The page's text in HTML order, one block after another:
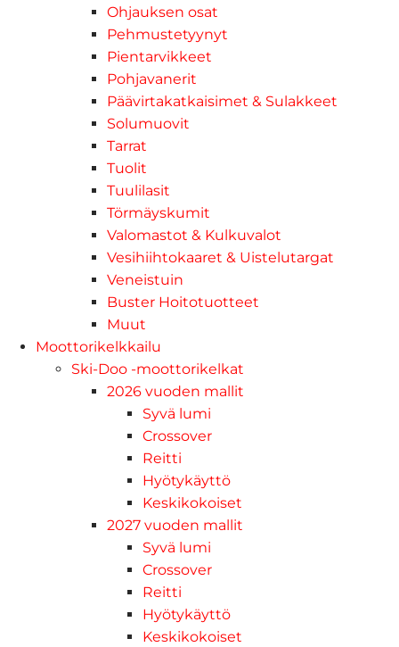
Ohjauksen osat
Pehmustetyynyt
Pientarvikkeet
Pohjavanerit
Päävirtakatkaisimet & Sulakkeet
Solumuovit
Tarrat
Tuolit
Tuulilasit
Törmäyskumit
Valomastot & Kulkuvalot
Vesihiihtokaaret & Uistelutargat
Veneistuin
Buster Hoitotuotteet
Muut
Moottorikelkkailu
Ski-Doo -moottorikelkat
2026 vuoden mallit
Syvä lumi
Crossover
Reitti
Hyötykäyttö
Keskikokoiset
2027 vuoden mallit
Syvä lumi
Crossover
Reitti
Hyötykäyttö
Keskikokoiset